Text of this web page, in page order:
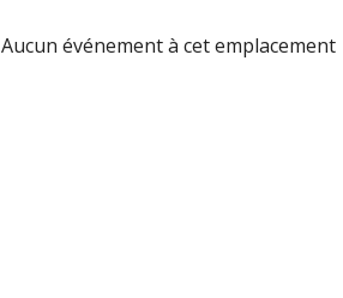
Aucun événement à cet emplacement